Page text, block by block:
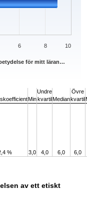
för mitt läran…
6 8 10
Min
Undre
kvartil Median
Övre
kvartil
% 3,0 4,0 6,0 6,0
av ett etiskt